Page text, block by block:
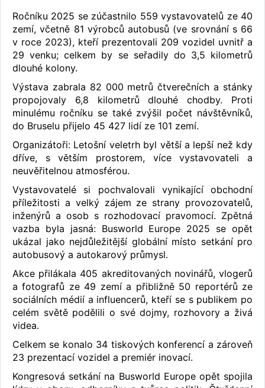
Ročníku 2025 se zúčastnilo 559 vystavovatelů ze 40
zemí, včetně 81 výrobců autobusů (ve srovnání s 66
v roce 2023), kteří prezentovali 209 vozidel uvnitř a
29 venku; celkem by se seřadily do 3,5 kilometrů
dlouhé kolony.
Výstava zabrala 82 000 metrů čtverečních a stánky
propojovaly 6,8 kilometrů dlouhé chodby. Proti
minulému ročníku se také zvýšil počet návštěvníků,
do Bruselu přijelo 45 427 lidí ze 101 zemí.
Organizátoři: Letošní veletrh byl větší a lepší než kdy
dříve, s větším prostorem, více vystavovateli a
neuvěřitelnou atmosférou.
Vystavovatelé si pochvalovali vynikající obchodní
příležitosti a velký zájem ze strany provozovatelů,
inženýrů a osob s rozhodovací pravomocí. Zpětná
vazba byla jasná: Busworld Europe 2025 se opět
ukázal jako nejdůležitější globální místo setkání pro
autobusový a autokarový průmysl.
Akce přilákala 405 akreditovaných novinářů, vlogerů
a fotografů ze 49 zemí a přibližně 50 reportérů ze
sociálních médií a influencerů, kteří se s publikem po
celém světě podělili o své dojmy, rozhovory a živá
videa.
Celkem se konalo 34 tiskových konferencí a zároveň
23 prezentací vozidel a premiér inovací.
Kongresová setkání na Busworld Europe opět spojila